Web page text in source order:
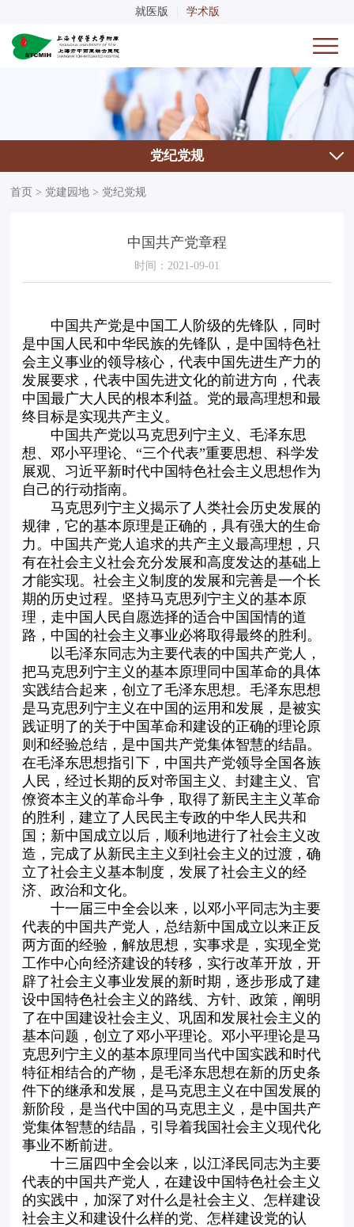
就医版 学术版
党纪党规
首页 > 党建园地 > 党纪党规
中国共产党章程
时间：2021-09-01
中国共产党是中国工人阶级的先锋队，同时
是中国人民和中华民族的先锋队，是中国特色社
会主义事业的领导核心，代表中国先进生产力的
发展要求，代表中国先进文化的前进方向，代表
中国最广大人民的根本利益。党的最高理想和最
终目标是实现共产主义。
中国共产党以马克思列宁主义、毛泽东思
想、邓小平理论、“三个代表”重要思想、科学发
展观、习近平新时代中国特色社会主义思想作为
自己的行动指南。
马克思列宁主义揭示了人类社会历史发展的
规律，它的基本原理是正确的，具有强大的生命
力。中国共产党人追求的共产主义最高理想，只
有在社会主义社会充分发展和高度发达的基础上
才能实现。社会主义制度的发展和完善是一个长
期的历史过程。坚持马克思列宁主义的基本原
理，走中国人民自愿选择的适合中国国情的道
路，中国的社会主义事业必将取得最终的胜利。
以毛泽东同志为主要代表的中国共产党人，
把马克思列宁主义的基本原理同中国革命的具体
实践结合起来，创立了毛泽东思想。毛泽东思想
是马克思列宁主义在中国的运用和发展，是被实
践证明了的关于中国革命和建设的正确的理论原
则和经验总结，是中国共产党集体智慧的结晶。
在毛泽东思想指引下，中国共产党领导全国各族
人民，经过长期的反对帝国主义、封建主义、官
僚资本主义的革命斗争，取得了新民主主义革命
的胜利，建立了人民民主专政的中华人民共和
国；新中国成立以后，顺利地进行了社会主义改
造，完成了从新民主主义到社会主义的过渡，确
立了社会主义基本制度，发展了社会主义的经
济、政治和文化。
十一届三中全会以来，以邓小平同志为主要
代表的中国共产党人，总结新中国成立以来正反
两方面的经验，解放思想，实事求是，实现全党
工作中心向经济建设的转移，实行改革开放，开
辟了社会主义事业发展的新时期，逐步形成了建
设中国特色社会主义的路线、方针、政策，阐明
了在中国建设社会主义、巩固和发展社会主义的
基本问题，创立了邓小平理论。邓小平理论是马
克思列宁主义的基本原理同当代中国实践和时代
特征相结合的产物，是毛泽东思想在新的历史条
件下的继承和发展，是马克思主义在中国发展的
新阶段，是当代中国的马克思主义，是中国共产
党集体智慧的结晶，引导着我国社会主义现代化
事业不断前进。
十三届四中全会以来，以江泽民同志为主要
代表的中国共产党人，在建设中国特色社会主义
的实践中，加深了对什么是社会主义、怎样建设
社会主义和建设什么样的党、怎样建设党的认